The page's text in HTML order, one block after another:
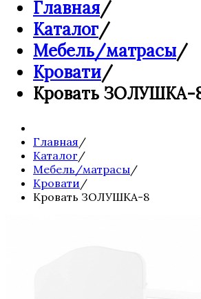
Главная/
Каталог/
Мебель/матрасы/
Кровати/
Кровать ЗОЛУШКА-
Главная /
Каталог /
Мебель/матрасы/
Кровати /
Кровать ЗОЛУШКА-8